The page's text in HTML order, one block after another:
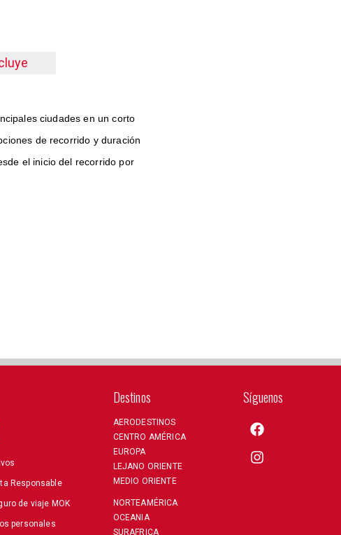
ciudades en un corto
de recorrido y duración
el inicio del recorrido por
Responsable
de viaje MOK
personales
Destinos
AERODESTINOS
CENTRO AMÉRICA
EUROPA
LEJANO ORIENTE
MEDIO ORIENTE
NORTEAMÉRICA
OCEANIA
SURAFRICA
Síguenos